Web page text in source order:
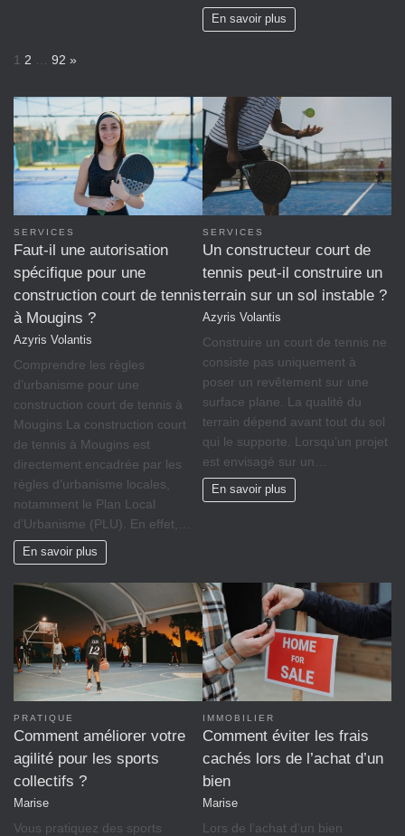
En savoir plus
P
g
e
:
1 2 92 N
x
t
»
SERVICES
Faut-il une autorisation
spécifique pour une
construction court de tennis
à Mougins ?
Azyris Volantis
Comprendre les règles
d’urbanisme pour une
construction court de tennis à
Mougins La construction court
de tennis à Mougins est
directement encadrée par les
règles d’urbanisme locales,
notamment le Plan Local
d’Urbanisme (PLU). En effet,…
En savoir plus
SERVICES
Un constructeur court de
tennis peut-il construire un
terrain sur un sol instable ?
Azyris Volantis
Construire un court de tennis ne
consiste pas uniquement à
poser un revêtement sur une
surface plane. La qualité du
terrain dépend avant tout du sol
qui le supporte. Lorsqu’un projet
est envisagé sur un…
En savoir plus
PRATIQUE
Comment améliorer votre
agilité pour les sports
collectifs ?
Marise
Vous pratiquez des sports
IMMOBILIER
Comment éviter les frais
cachés lors de l’achat d’un
bien
Marise
Lors de l’achat d’un bien